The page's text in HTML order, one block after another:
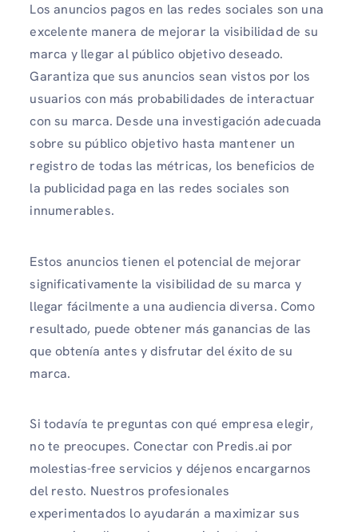
Los anuncios pagos en las redes sociales son una
excelente manera de mejorar la visibilidad de su
marca y llegar al público objetivo deseado.
Garantiza que sus anuncios sean vistos por los
usuarios con más probabilidades de interactuar
con su marca. Desde una investigación adecuada
sobre su público objetivo hasta mantener un
registro de todas las métricas, los beneficios de
la publicidad paga en las redes sociales son
innumerables.
Estos anuncios tienen el potencial de mejorar
significativamente la visibilidad de su marca y
llegar fácilmente a una audiencia diversa. Como
resultado, puede obtener más ganancias de las
que obtenía antes y disfrutar del éxito de su
marca.
Si todavía te preguntas con qué empresa elegir,
no te preocupes. Conectar con Predis.ai por
molestias-free servicios y déjenos encargarnos
del resto. Nuestros profesionales
experimentados lo ayudarán a maximizar sus